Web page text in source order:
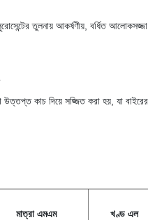
তুলনায় আকর্ষণীয়, বর্ধিত
কাচ দিয়ে সজ্জিত করা হয়, যা
মাত্রা এমএম খণ্ড এল